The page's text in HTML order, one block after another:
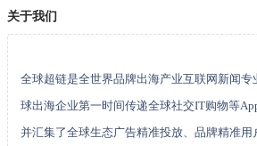
关于我们
全球超链是全世界品牌出海产业互联网新闻
球出海企业第一时间传递全球社交IT购物等
并汇集了全球生态广告精准投放、品牌精准用